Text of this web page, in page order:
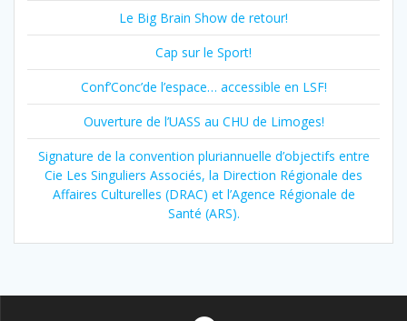
Le Big Brain Show de retour!
Cap sur le Sport!
Conf’Conc’de l’espace… accessible en LSF!
Ouverture de l’UASS au CHU de Limoges!
Signature de la convention pluriannuelle d’objectifs entre
Cie Les Singuliers Associés, la Direction Régionale des
Affaires Culturelles (DRAC) et l’Agence Régionale de
Santé (ARS).